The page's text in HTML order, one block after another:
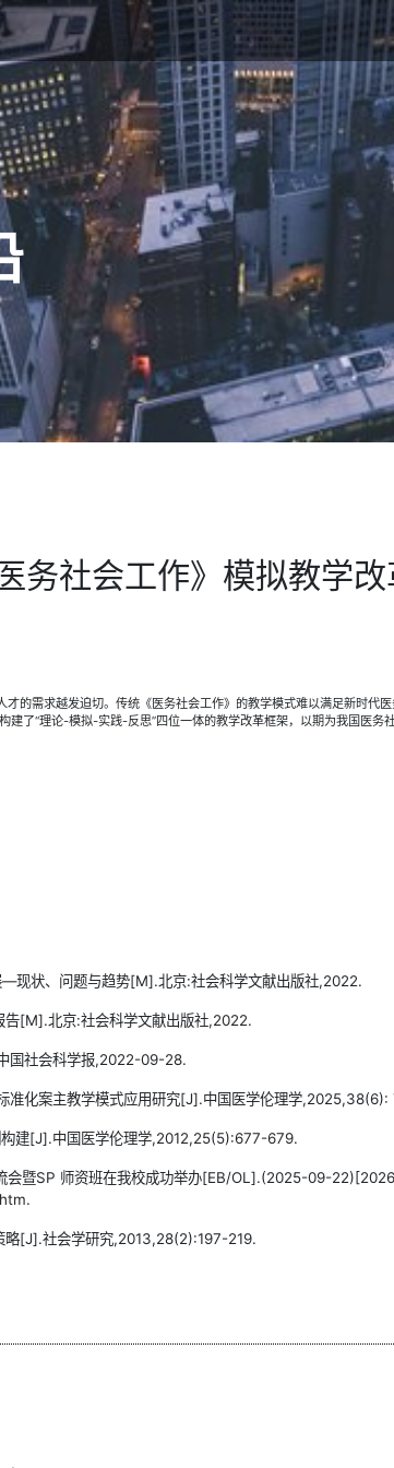
务社会工作》模拟教学
才的需求越发迫切。传统《医务社会工作》的教学模式难以满足新时代
建了“理论-模拟-实践-反思”四位一体的教学改革框架，以期为我国医务
—现状、问题与趋势[M].北京:社会科学文献出版社,2022.
告[M].北京:社会科学文献出版社,2022.
国社会科学报,2022-09-28.
准化案主教学模式应用研究[J].中国医学伦理学
构建[J].中国医学伦理学,2012,25(5):677-679.
会暨SP 师资班在我校成功举办[EB/OL].(2025-09-
略[J].社会学研究,2013,28(2):197-219.